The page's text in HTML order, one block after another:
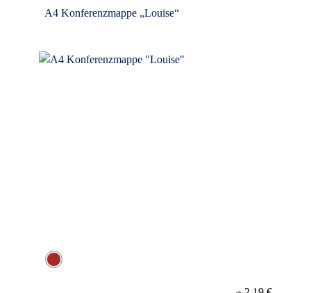
A4 Konferenzmappe „Louise“